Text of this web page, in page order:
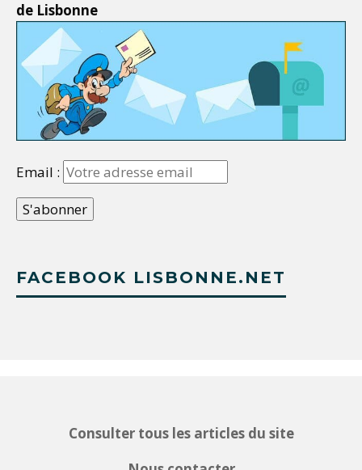
de Lisbonne
Email :
FACEBOOK LISBONNE.NET
Consulter tous les articles du site